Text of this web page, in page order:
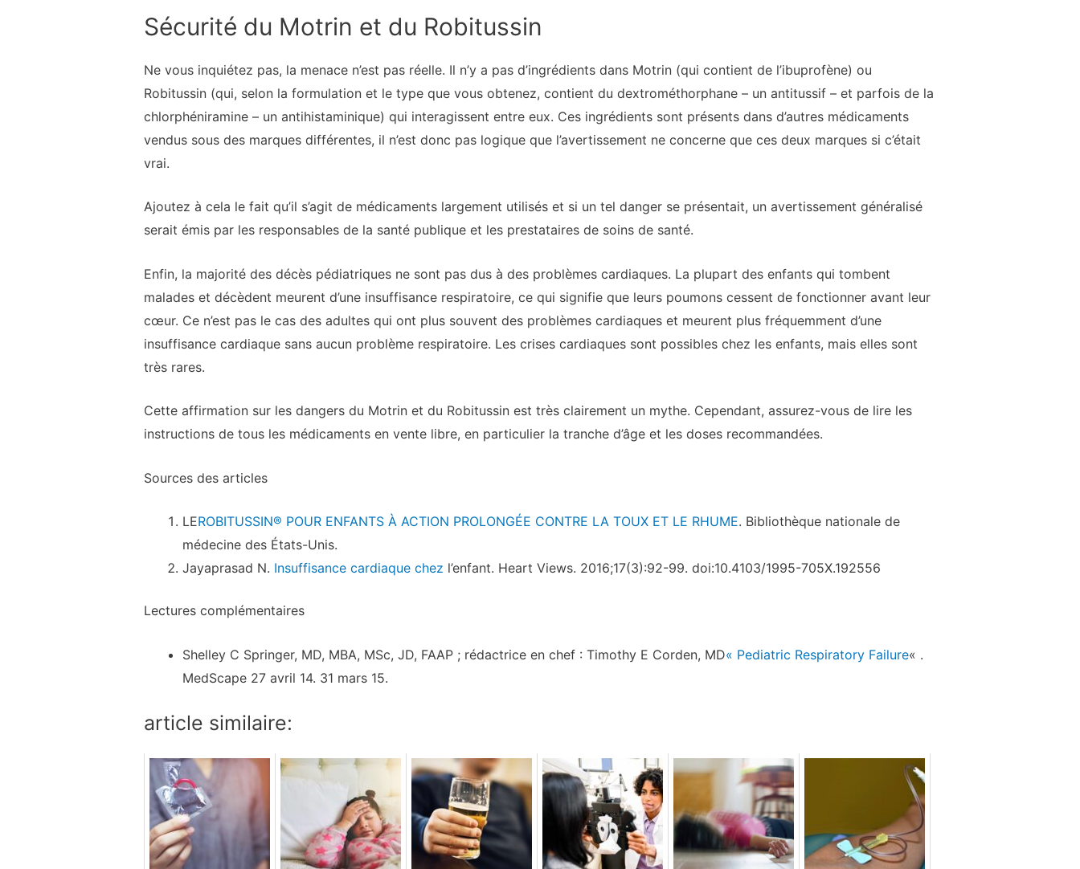
Sécurité du Motrin et du Robitussin
Ne vous inquiétez pas, la menace n’est pas réelle. Il n’y a pas d’ingrédients dans Motrin (qui contient de l’ibuprofène) ou
Robitussin (qui, selon la formulation et le type que vous obtenez, contient du dextrométhorphane – un antitussif – et parfois de la
chlorphéniramine – un antihistaminique) qui interagissent entre eux. Ces ingrédients sont présents dans d’autres médicaments
vendus sous des marques différentes, il n’est donc pas logique que l’avertissement ne concerne que ces deux marques si c’était
vrai.
Ajoutez à cela le fait qu’il s’agit de médicaments largement utilisés et si un tel danger se présentait, un avertissement généralisé
serait émis par les responsables de la santé publique et les prestataires de soins de santé.
Enfin, la majorité des décès pédiatriques ne sont pas dus à des problèmes cardiaques. La plupart des enfants qui tombent
malades et décèdent meurent d’une insuffisance respiratoire, ce qui signifie que leurs poumons cessent de fonctionner avant leur
cœur. Ce n’est pas le cas des adultes qui ont plus souvent des problèmes cardiaques et meurent plus fréquemment d’une
insuffisance cardiaque sans aucun problème respiratoire. Les crises cardiaques sont possibles chez les enfants, mais elles sont
très rares.
Cette affirmation sur les dangers du Motrin et du Robitussin est très clairement un mythe. Cependant, assurez-vous de lire les
instructions de tous les médicaments en vente libre, en particulier la tranche d’âge et les doses recommandées.
Sources des articles
LEROBITUSSIN® POUR ENFANTS À ACTION PROLONGÉE CONTRE LA TOUX ET LE RHUME. Bibliothèque nationale de
médecine des États-Unis.
Jayaprasad N. Insuffisance cardiaque chez l’enfant. Heart Views. 2016;17(3):92-99. doi:10.4103/1995-705X.192556
Lectures complémentaires
Shelley C Springer, MD, MBA, MSc, JD, FAAP ; rédactrice en chef : Timothy E Corden, MD« Pediatric Respiratory Failure« .
MedScape 27 avril 14. 31 mars 15.
article similaire: